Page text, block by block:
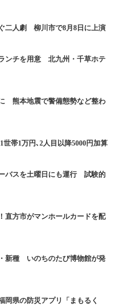
二人劇 柳川市で8月8日に上演
ンチを用意 北九州・千草ホテ
熊本地震で警備態勢など整わ
帯1万円､2人目以降5000円加算
バスを土曜日にも運行 試験的
直方市がマンホールカードを配
新種 いのちのたび博物館が発
県の防災アプリ「まもるく